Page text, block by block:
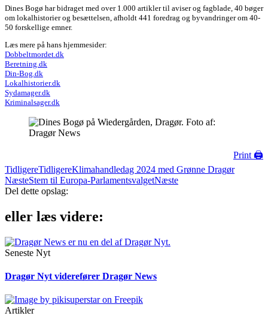
Dines Bogø har bidraget med over 1.000 artikler til aviser og fagblade, 40 bøger
om lokalhistorier og besættelsen, afholdt 441 foredrag og byvandringer om 40-
50 forskellige emner.
Læs mere på hans hjemmesider:
Dobbeltmordet.dk
Beretning.dk
Din-Bog.dk
Lokalhistorier.dk
Sydamager.dk
Kriminalsager.dk
Print 🖨
TidligereTidligereKlimahandledag 2024 med Grønne Dragør
NæsteStem til Europa-ParlamentsvalgetNæste
Del dette opslag:
eller læs videre:
Seneste Nyt
Dragør Nyt viderefører Dragør News
Artikler